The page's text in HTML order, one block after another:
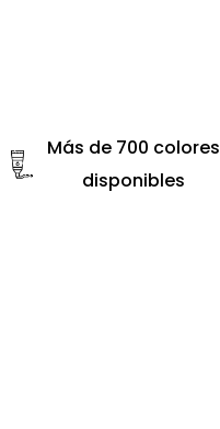
Más de 700 colores
disponibles